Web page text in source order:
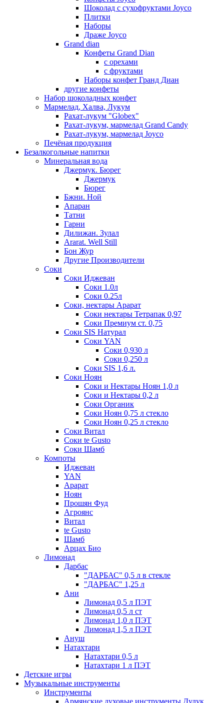
Шоколад с сухофруктами Joyco
Плитки
Наборы
Драже Joyco
Grand dian
Конфеты Grand Dian
с орехами
с фруктами
Наборы конфет Гранд Диан
другие конфеты
Набор шоколадных конфет
Мармелад, Халва, Лукум
Рахат-лукум "Globex"
Рахат-лукум, мармелад Grand Candy
Рахат-лукум, мармелад Joyco
Печёная продукция
Безалкогольные напитки
Минеральная вода
Джермук. Бюрег
Джермук
Бюрег
Бжни. Ной
Апаран
Татни
Гарни
Дилижан. Зулал
Ararat. Well Still
Бон Жур
Другие Производители
Соки
Соки Иджеван
Соки 1.0л
Соки 0.25л
Соки, нектары Арарат
Соки нектары Тетрапак 0,97
Соки Премиум ст. 0,75
Соки SIS Натурал
Соки YAN
Соки 0,930 л
Соки 0,250 л
Соки SIS 1,6 л.
Соки Ноян
Соки и Нектары Ноян 1,0 л
Соки и Нектары 0,2 л
Соки Органик
Соки Ноян 0,75 л стекло
Соки Ноян 0,25 л стекло
Соки Витал
Соки te Gusto
Соки Шамб
Компоты
Иджеван
YAN
Арарат
Ноян
Прошян Фуд
Агроянс
Витал
te Gusto
Шамб
Арцах Био
Лимонад
Дарбас
"ДАРБАС" 0,5 л в стекле
"ДАРБАС" 1,25 л
Ани
Лимонад 0,5 л ПЭТ
Лимонад 0,5 л ст
Лимонад 1,0 л ПЭТ
Лимонад 1,5 л ПЭТ
Ануш
Натахтари
Натахтари 0,5 л
Натахтари 1 л ПЭТ
Детские игры
Музыкальные инструменты
Инструменты
Армянские духовые инструменты Дудук